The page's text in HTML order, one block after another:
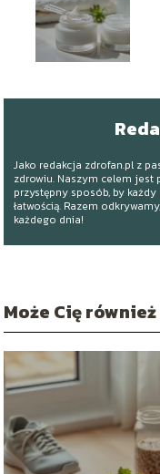
Jako redakcja zdrofan.pl z
zdrowiu. Naszym celem
przystępny sposób, by
łatwością. Razem
każdego dnia!
Może Cię